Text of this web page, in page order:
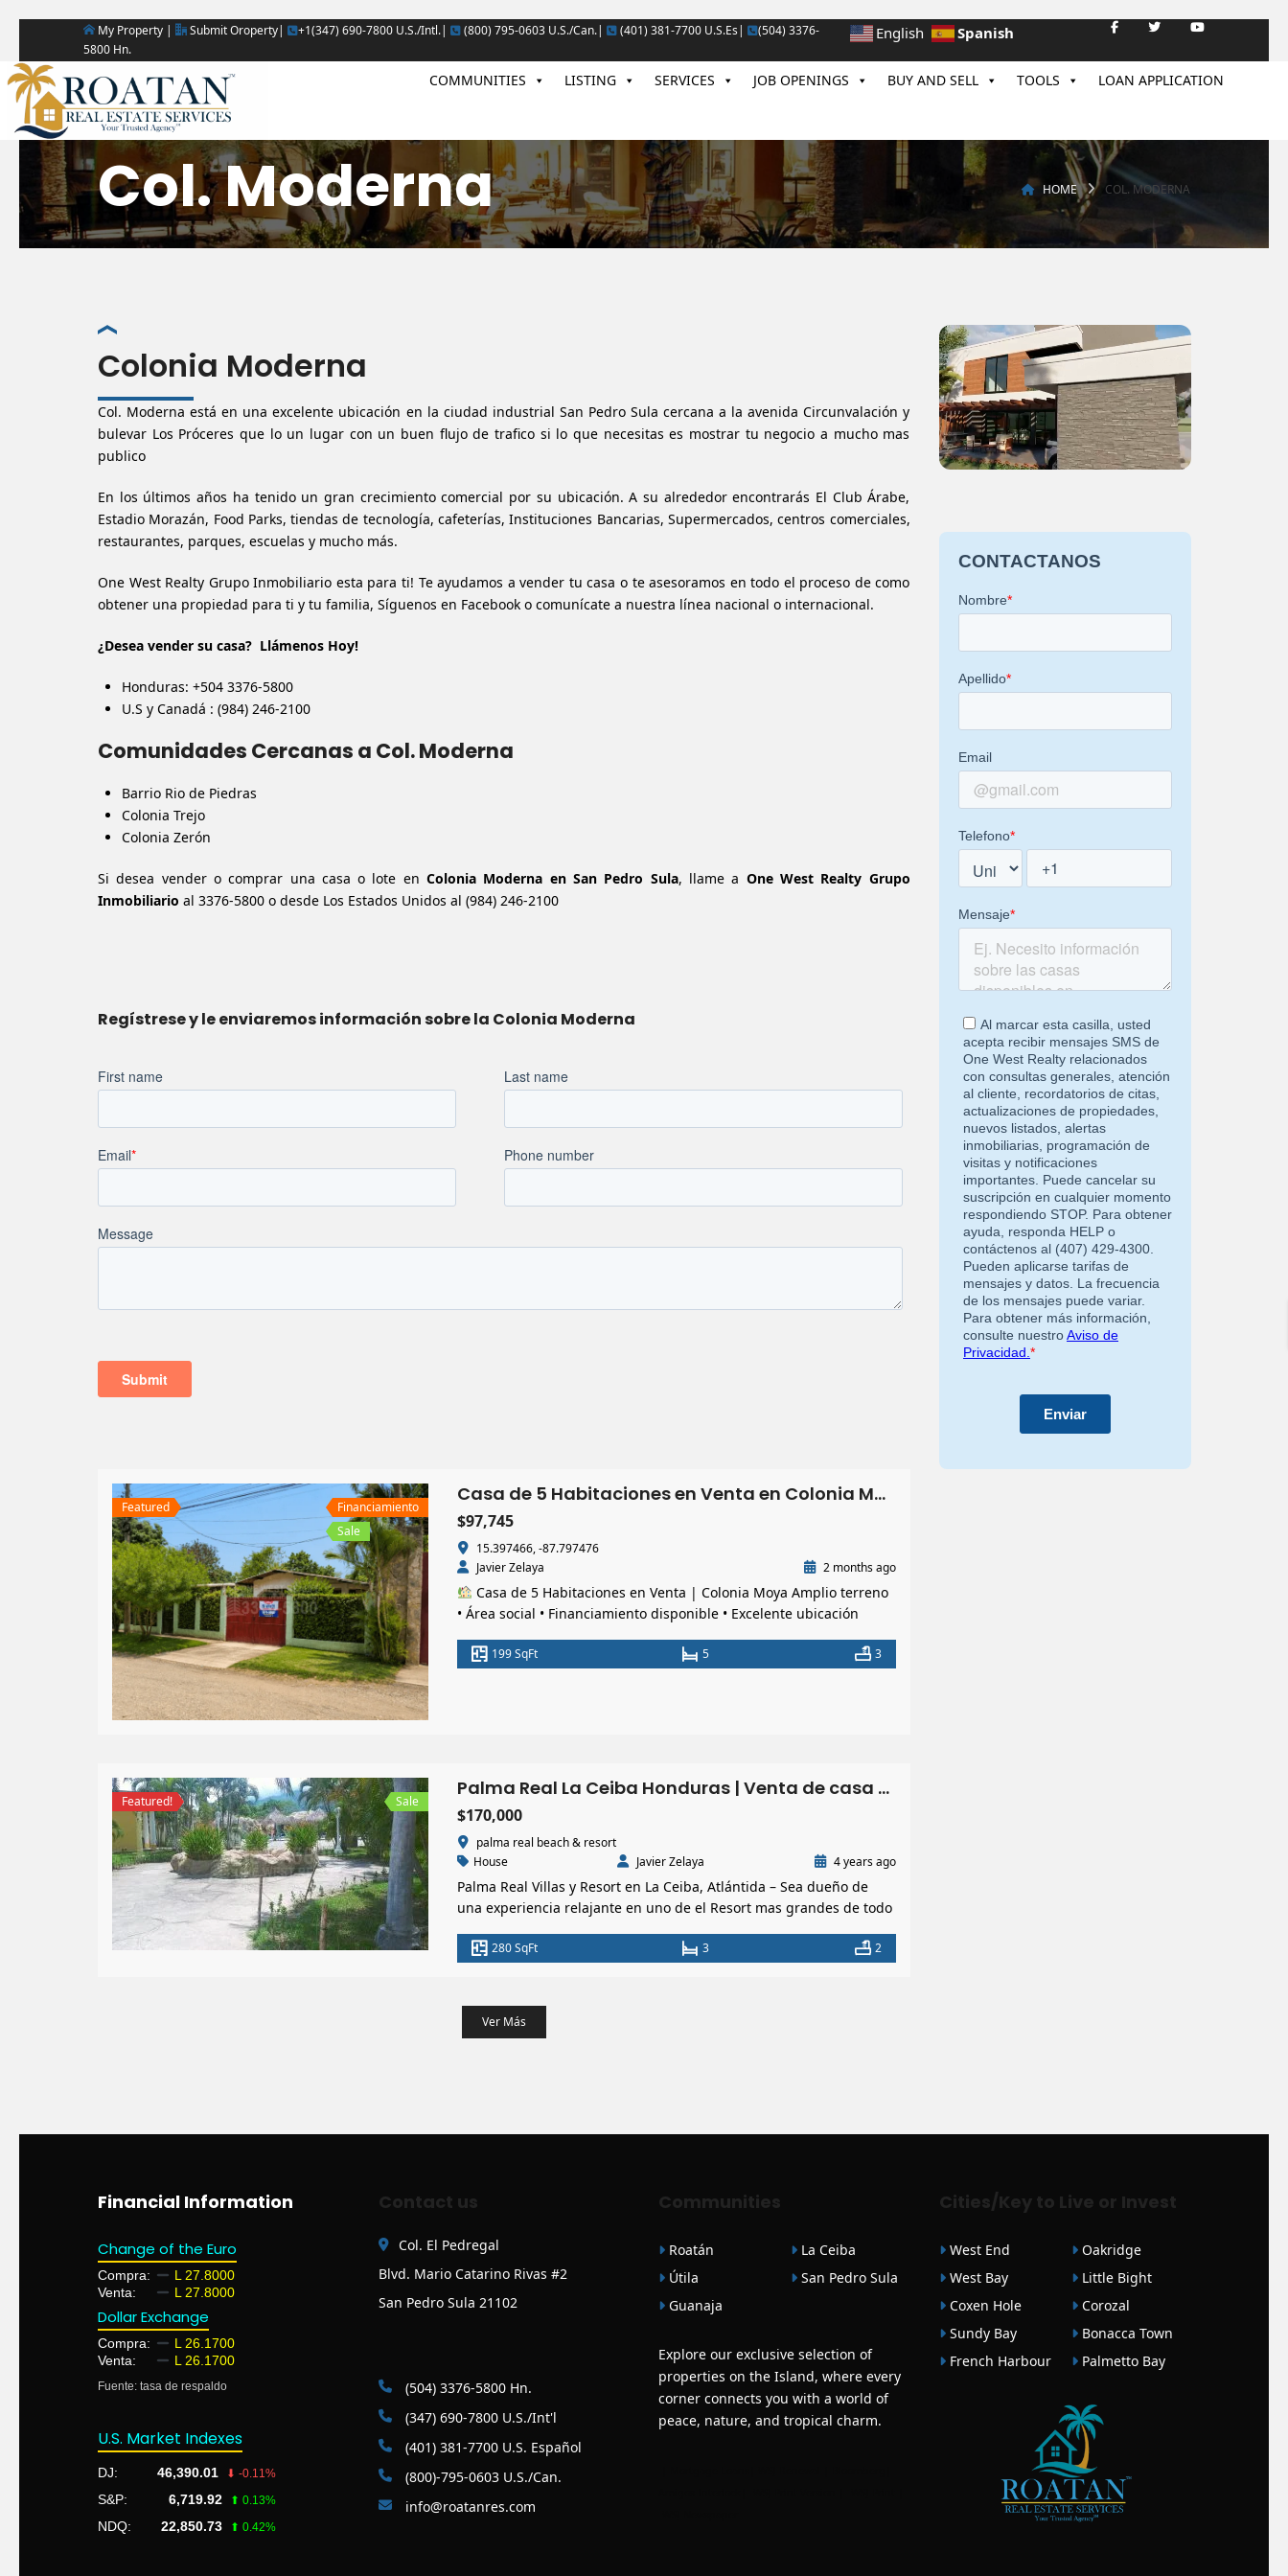
My Property | Submit Oroperty| +1(347) 690-7800 U.S./Intl.| (800) 795-0603 U.S./Can.| (401) 381-7700 U.S.Es|
(504) 3376-
5800 Hn.
English Spanish
COMMUNITIES LISTING SERVICES JOB OPENINGS BUY AND SELL TOOLS LOAN APPLICATION
Col. Moderna HOME COL. MODERNA
Colonia Moderna
Col. Moderna está en una excelente ubicación en la ciudad industrial San Pedro Sula cercana a la avenida Circunvalación y
bulevar Los Próceres que lo un lugar con un buen flujo de trafico si lo que necesitas es mostrar tu negocio a mucho mas
publico
En los últimos años ha tenido un gran crecimiento comercial por su ubicación. A su alrededor encontrarás El Club Árabe,
Estadio Morazán, Food Parks, tiendas de tecnología, cafeterías, Instituciones Bancarias, Supermercados, centros comerciales,
restaurantes, parques, escuelas y mucho más.
One West Realty Grupo Inmobiliario esta para ti! Te ayudamos a vender tu casa o te asesoramos en todo el proceso de como
obtener una propiedad para ti y tu familia, Síguenos en Facebook o comunícate a nuestra línea nacional o internacional.
¿Desea vender su casa? Llámenos Hoy!
Honduras: +504 3376-5800
U.S y Canadá : (984) 246-2100
Comunidades Cercanas a Col. Moderna
Barrio Rio de Piedras
Colonia Trejo
Colonia Zerón
Si desea vender o comprar una casa o lote enColonia Moderna en San Pedro Sula, llame a One West Realty Grupo
Inmobiliario al 3376-5800 o desde Los Estados Unidos al (984) 246-2100
Regístrese y le enviaremos información sobre la Colonia Moderna
Featured
Financiamiento
Sale
Casa de 5 Habitaciones en Venta en Colonia Moya | Financiamiento Disponible
$97,745
15.397466, -87.797476
Javier Zelaya
2 months ago
Casa de 5 Habitaciones en Venta | Colonia Moya Amplio terreno
• Área social • Financiamiento disponible • Excelente ubicación
Área del Lote 937 v² Amplio terreno residencial Área de
199 SqFt 5 3
Featured! Sale
Palma Real La Ceiba Honduras | Venta de casa en Villas Palma Real
$170,000
palma real beach & resort
House
Javier Zelaya 4 years ago
Palma Real Villas y Resort en La Ceiba, Atlántida – Sea dueño de
una experiencia relajante en uno de el Resort mas grandes de todo
importante potencial de alquiler durante las temporadas altas,
280 SqFt 3 2
Ver Más
Financial Information
Change of the Euro
Compra:
L 27.8000
Venta:
L 27.8000
Dollar Exchange
Compra:
L 26.1700
Venta:
L 26.1700
Fuente: tasa de respaldo
U.S. Market Indexes
DJ: 46,390.01 ⬇ -0.11%
S&P: 6,719.92 ⬆ 0.13%
NDQ: 22,850.73 ⬆ 0.42%
Contact us
Col. El Pedregal
Blvd. Mario Catarino Rivas #2
San Pedro Sula 21102
(504) 3376-5800 Hn.
(347) 690-7800 U.S./Int'l
(401) 381-7700 U.S. Español
(800)-795-0603 U.S./Can.
info@roatanres.com
Communities
Roatán
Útila
Guanaja
La Ceiba
San Pedro Sula
Explore our exclusive selection of
properties on the Island, where every
corner connects you with a world of
peace, nature, and tropical charm.
Cities/Key to Live or Invest
West End
West Bay
Coxen Hole
Sundy Bay
French Harbour
Oakridge
Little Bight
Corozal
Bonacca Town
Palmetto Bay